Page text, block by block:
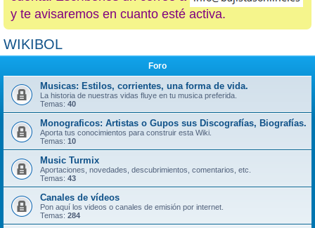
y te avisaremos en cuanto esté activa.
WIKIBOL
Foro
Musicas: Estilos, corrientes, una forma de vida.
La historia de nuestras vidas fluye en tu musica preferida.
Temas: 40
Monograficos: Artistas o Gupos sus Discografías, Biografías.
Aporta tus conocimientos para construir esta Wiki.
Temas: 10
Music Turmix
Aportaciones, novedades, descubrimientos, comentarios, etc.
Temas: 43
Canales de vídeos
Pon aquí los videos o canales de emisión por internet.
Temas: 284